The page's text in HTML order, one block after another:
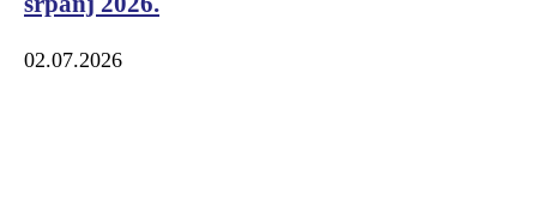
02.07.2026